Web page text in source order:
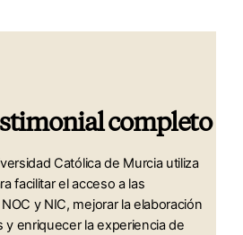
completo
Católica de Murcia utiliza
facilitar el acceso a las
y NIC, mejorar la elaboración
y enriquecer la experiencia de